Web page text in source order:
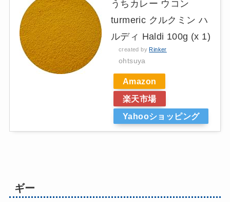
うちカレー ウコン
turmeric クルクミン ハ
ルディ Haldi 100g (x 1)
created byRinker
ohtsuya
Amazon
楽天市場
Yahooショッピング
ギー